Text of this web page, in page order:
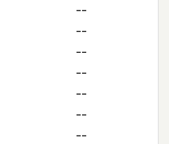
--
--
--
--
--
--
--